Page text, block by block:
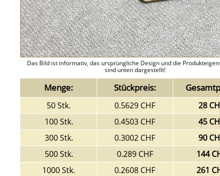
Das Bild ist informativ, das ursprüngliche Design und die
sind unten dargestellt!
Menge: Stückpreis:
50 Stk. 0.5629 CHF
28
100 Stk.
0.4503 CHF
45
300 Stk.
0.3002 CHF
90
500 Stk.
0.289 CHF
144
1000 Stk.
0.2608 CHF
261